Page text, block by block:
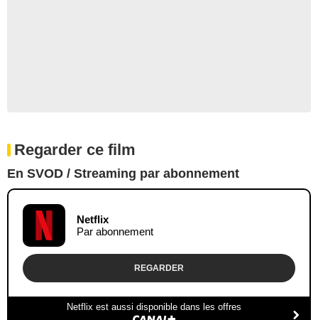
Regarder ce film
En SVOD / Streaming par abonnement
Netflix
Par abonnement
REGARDER
Netflix est aussi disponible dans les offres